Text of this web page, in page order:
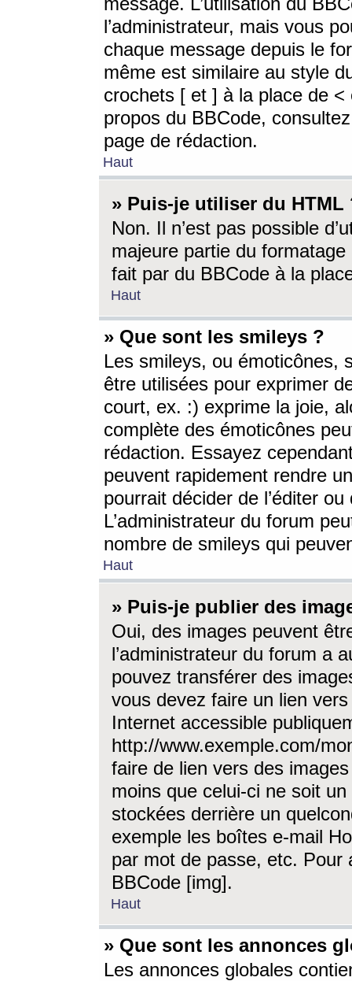
l’administrateur, mais vous
chaque message depuis le
même est similaire au style
crochets [ et ] à la place de <
propos du BBCode,
page de rédaction.
Haut
» Puis-je utiliser du HTML
Non. Il n’est pas possible
majeure partie du
fait par du BBCode à la
Haut
» Que sont les smileys ?
Les smileys, ou émoticônes,
être utilisées pour exprimer
court, ex. :) exprime la joie,
complète des émoticônes
rédaction. Essayez
peuvent rapidement rendre
pourrait décider de l’éditer
L’administrateur du forum
nombre de smileys qui
Haut
» Puis-je publier des
Oui, des images peuvent
l’administrateur du forum a
pouvez transférer des
vous devez faire un lien
Internet accessible
http://www.exemple.com/
faire de lien vers des
moins que celui-ci ne soit
stockées derrière un
exemple les boîtes e-mail
par mot de passe, etc. Pour
BBCode [img].
Haut
» Que sont les annonces
Les annonces globales